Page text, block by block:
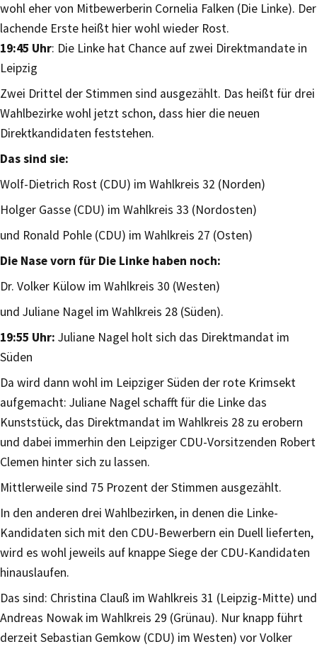
wohl eher von Mitbewerberin Cornelia Falken (Die Linke). Der
lachende Erste heißt hier wohl wieder Rost.
19:45 Uhr: Die Linke hat Chance auf zwei Direktmandate in
Leipzig
Zwei Drittel der Stimmen sind ausgezählt. Das heißt für drei
Wahlbezirke wohl jetzt schon, dass hier die neuen
Direktkandidaten feststehen.
Das sind sie:
Wolf-Dietrich Rost (CDU) im Wahlkreis 32 (Norden)
Holger Gasse (CDU) im Wahlkreis 33 (Nordosten)
und Ronald Pohle (CDU) im Wahlkreis 27 (Osten)
Die Nase vorn für Die Linke haben noch:
Dr. Volker Külow im Wahlkreis 30 (Westen)
und Juliane Nagel im Wahlkreis 28 (Süden).
19:55 Uhr: Juliane Nagel holt sich das Direktmandat im
Süden
Da wird dann wohl im Leipziger Süden der rote Krimsekt
aufgemacht: Juliane Nagel schafft für die Linke das
Kunststück, das Direktmandat im Wahlkreis 28 zu erobern
und dabei immerhin den Leipziger CDU-Vorsitzenden Robert
Clemen hinter sich zu lassen.
Mittlerweile sind 75 Prozent der Stimmen ausgezählt.
In den anderen drei Wahlbezirken, in denen die Linke-
Kandidaten sich mit den CDU-Bewerbern ein Duell lieferten,
wird es wohl jeweils auf knappe Siege der CDU-Kandidaten
hinauslaufen.
Das sind: Christina Clauß im Wahlkreis 31 (Leipzig-Mitte) und
Andreas Nowak im Wahlkreis 29 (Grünau). Nur knapp führt
derzeit Sebastian Gemkow (CDU) im Westen) vor Volker